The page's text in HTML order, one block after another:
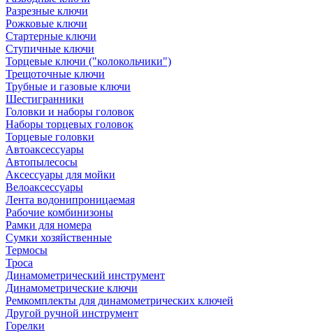
Разрезные ключи
Рожковые ключи
Стартерные ключи
Ступичные ключи
Торцевые ключи ("колокольчики")
Трещоточные ключи
Трубные и газовые ключи
Шестигранники
Головки и наборы головок
Наборы торцевых головок
Торцевые головки
Автоаксессуары
Автопылесосы
Аксессуары для мойки
Велоаксессуары
Лента водонипроницаемая
Рабочие комбинизоны
Рамки для номера
Сумки хозяйственные
Термосы
Троса
Динамометрический инструмент
Динамометрические ключи
Ремкомплекты для динамометрических ключей
Другой ручной инструмент
Горелки